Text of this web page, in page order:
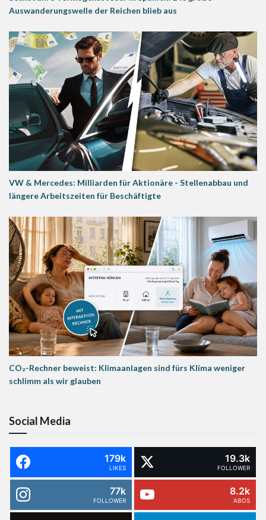
Auswanderungswelle der Reichen blieb aus
VW & Mercedes: Milliarden für Aktionäre - Stellenabbau und
längere Arbeitszeiten für Beschäftigte
CO₂-Rechner beweist: Klimaanlagen sind fürs Klima weniger
schlimm als wir glauben
Social Media
179k
LIKES
19.3k
FOLLOWER
77k
FOLLOWER
8.2k
ABOS